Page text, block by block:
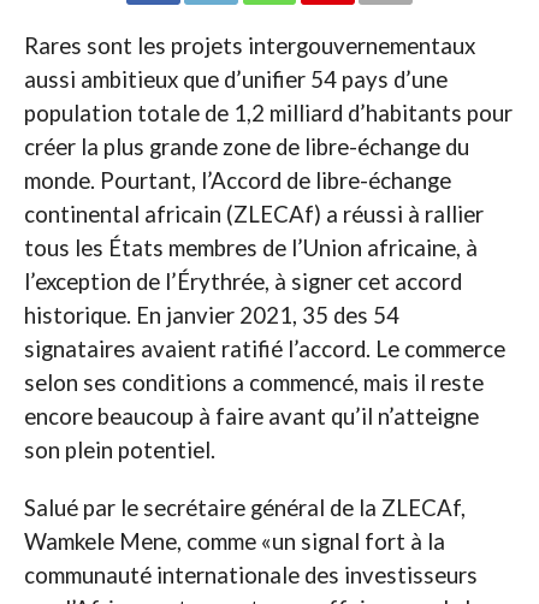
Rares sont les projets intergouvernementaux
aussi ambitieux que d’unifier 54 pays d’une
population totale de 1,2 milliard d’habitants pour
créer la plus grande zone de libre-échange du
monde. Pourtant, l’Accord de libre-échange
continental africain (ZLECAf) a réussi à rallier
tous les États membres de l’Union africaine, à
l’exception de l’Érythrée, à signer cet accord
historique. En janvier 2021, 35 des 54
signataires avaient ratifié l’accord. Le commerce
selon ses conditions a commencé, mais il reste
encore beaucoup à faire avant qu’il n’atteigne
son plein potentiel.
Salué par le secrétaire général de la ZLECAf,
Wamkele Mene, comme «un signal fort à la
communauté internationale des investisseurs